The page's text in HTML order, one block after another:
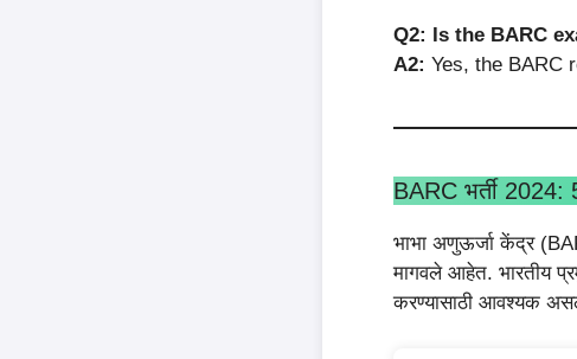
Q2: Is the BARC
A2: Yes, the BARC
BARC भर्ती 2024:
भाभा अणुऊर्जा केंद्र
मागवले आहेत. भारतीय
करण्यासाठी आवश्यक